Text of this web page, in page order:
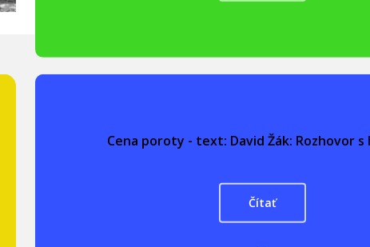
Cena poroty - text: David Žák: Rozhovor s
Čítať